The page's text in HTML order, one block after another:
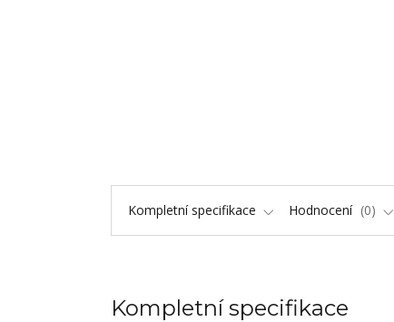
Kompletní specifikace Hodnocení 0
Kompletní specifikace